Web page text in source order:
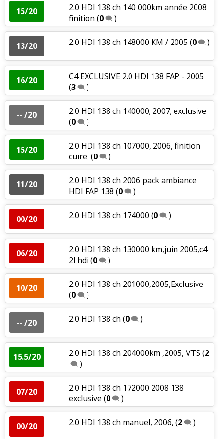
15/20
2.0 HDI 138 ch 140 000km année 2008
finition (0 )
13/20 2.0 HDI 138 ch 148000 KM / 2005 (0 )
16/20
C4 EXCLUSIVE 2.0 HDI 138 FAP - 2005
(3 )
-- /20
2.0 HDI 138 ch 140000; 2007; exclusive
(0 )
15/20
2.0 HDI 138 ch 107000, 2006, finition
cuire, (0 )
11/20
2.0 HDI 138 ch 2006 pack ambiance
HDI FAP 138 (0 )
00/20 2.0 HDI 138 ch 174000 (0 )
06/20
2.0 HDI 138 ch 130000 km,juin 2005,c4
2l hdi (0 )
10/20
2.0 HDI 138 ch 201000,2005,Exclusive
(0 )
-- /20 2.0 HDI 138 ch (0 )
15.5/20 2.0 HDI 138 ch 204000km ,2005, VTS (2
)
07/20
2.0 HDI 138 ch 172000 2008 138
exclusive (0 )
00/20 2.0 HDI 138 ch manuel, 2006, (2 )